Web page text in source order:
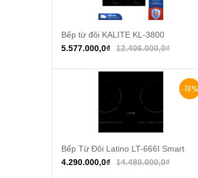
Thêm vào giỏ hàng
Bếp từ đôi KALITE KL-3800
12.406.000,0₫
5.577.000,0₫
-70%
Thêm vào giỏ hàng
Bếp Từ Đôi Latino LT-666I Smart
14.480.000,0₫
4.290.000,0₫